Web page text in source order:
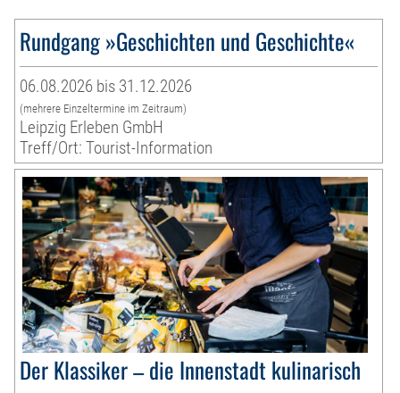
Rundgang »Geschichten und Geschichte«
06.08.2026 bis 31.12.2026
(mehrere Einzeltermine im Zeitraum)
Leipzig Erleben GmbH
Treff/Ort: Tourist-Information
Der Klassiker – die Innenstadt kulinarisch